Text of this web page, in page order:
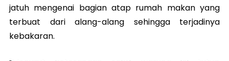
jatuh mengenai bagian atap rumah makan yang
terbuat dari alang-alang sehingga terjadinya
kebakaran.